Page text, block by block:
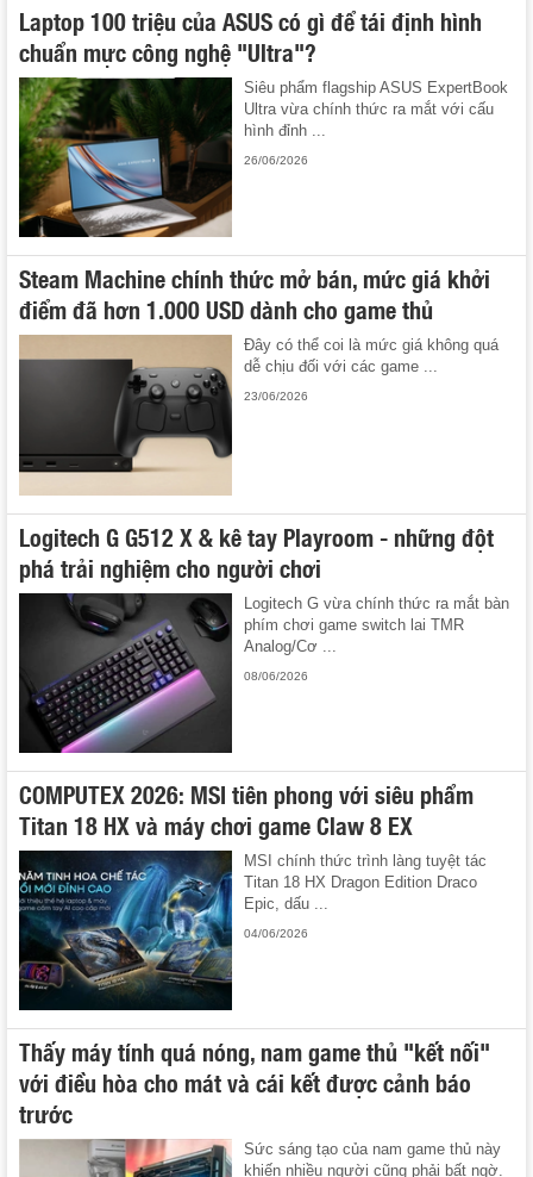
Laptop 100 triệu của ASUS có gì để tái định hình
chuẩn mực công nghệ "Ultra"?
Siêu phẩm flagship ASUS ExpertBook
Ultra vừa chính thức ra mắt với cấu
hình đỉnh ...
26/06/2026
Steam Machine chính thức mở bán, mức giá khởi
điểm đã hơn 1.000 USD dành cho game thủ
Đây có thể coi là mức giá không quá
dễ chịu đối với các game ...
23/06/2026
Logitech G G512 X & kê tay Playroom - những đột
phá trải nghiệm cho người chơi
Logitech G vừa chính thức ra mắt bàn
phím chơi game switch lai TMR
Analog/Cơ ...
08/06/2026
COMPUTEX 2026: MSI tiên phong với siêu phẩm
Titan 18 HX và máy chơi game Claw 8 EX
MSI chính thức trình làng tuyệt tác
Titan 18 HX Dragon Edition Draco
Epic, dấu ...
04/06/2026
Thấy máy tính quá nóng, nam game thủ "kết nối"
với điều hòa cho mát và cái kết được cảnh báo
trước
Sức sáng tạo của nam game thủ này
khiến nhiều người cũng phải bất ngờ.